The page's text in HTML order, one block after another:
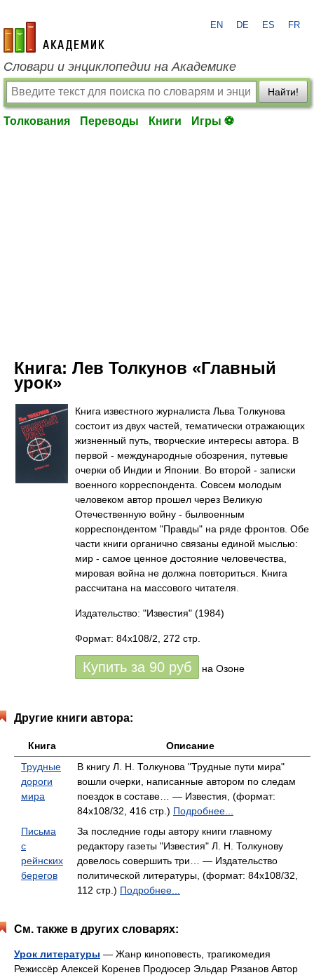
academic.ru
EN DE ES FR
Словари и энциклопедии на Академике
Найти!
Толкования Переводы Книги Игры ⚽
Книга: Лев Толкунов «Главный
урок»
Книга известного журналиста Льва Толкунова
состоит из двух частей, тематически отражающих
жизненный путь, творческие интересы автора. В
первой - международные обозрения, путевые
очерки об Индии и Японии. Во второй - записки
военного корреспондента. Совсем молодым
человеком автор прошел через Великую
Отечественную войну - былвоенным
корреспондентом "Правды" на ряде фронтов. Обе
части книги органично связаны единой мыслью:
мир - самое ценное достояние человечества,
мировая война не должна повториться. Книга
рассчитана на массового читателя.
Издательство: "Известия" (1984)
Формат: 84x108/2, 272 стр.
Купить за 90 руб на Озоне
Другие книги автора:
Книга
Описание
Трудные
дороги
мира
В книгу Л. Н. Толкунова "Трудные пути мира"
вошли очерки, написанные автором по следам
поездок в составе… — Известия, (формат:
84x108/32, 416 стр.) Подробнее...
Письма
с
рейнских
берегов
За последние годы автору книги главному
редактору газеты "Известия" Л. Н. Толкунову
довелось совершить три… — Издательство
политической литературы, (формат: 84x108/32,
112 стр.) Подробнее...
См. также в других словарях:
Урок литературы — Жанр киноповесть, трагикомедия
Режиссёр Алексей Коренев Продюсер Эльдар Рязанов Автор